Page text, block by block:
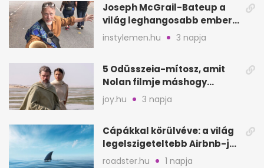
Joseph McGrail-Bateup a
világ leghangosabb embere
lett Ausztráliából
instylemen.hu 3 napja
5 Odüsszeia-mítosz, amit
Nolan filmje máshogy
mutat, mint Homérosz
joy.hu 3 napja
Cápákkal körülvéve: a világ
legelszigeteltebb Airbnb-je
a nyílt tengeren
roadster.hu 1 napja